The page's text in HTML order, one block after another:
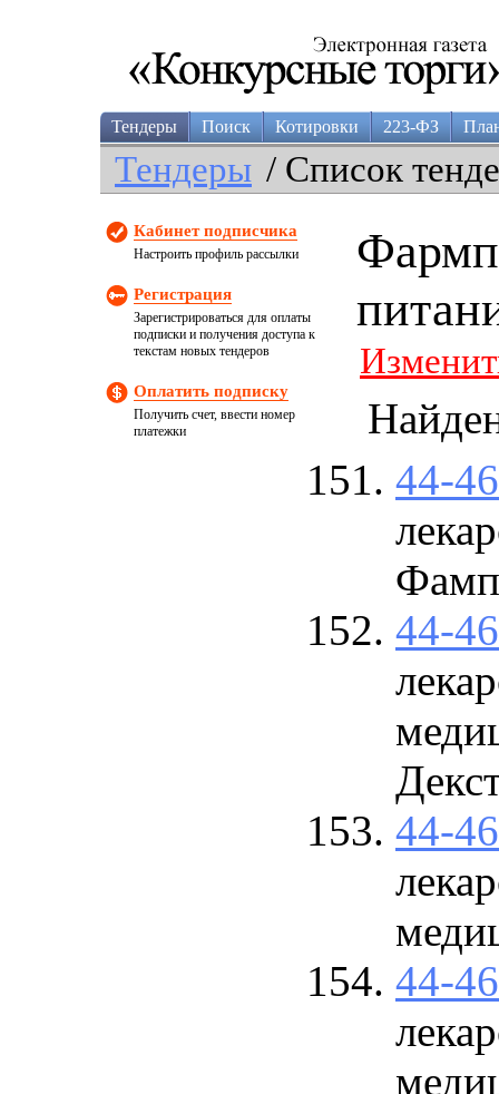
Тендеры Поиск Котировки 223-ФЗ
Тендеры / Список
Кабинет подписчика
Настроить профиль рассылки
Регистрация
Зарегистрироваться для оплаты
подписки и получения доступа к
текстам новых тендеров
Оплатить подписку
Получить счет, ввести номер
платежки
44-
44-
44-
44-